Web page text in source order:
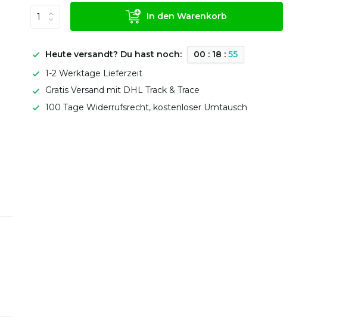
In den Warenkorb
Heute versandt? Du hast noch: 00 : 18 : 54
1-2 Werktage Lieferzeit
Gratis Versand mit DHL Track & Trace
100 Tage Widerrufsrecht, kostenloser Umtausch